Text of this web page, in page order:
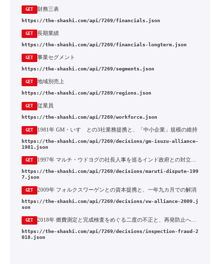
GET 財務三表
https://the-shashi.com/api/7269/financials.json
GET 長期業績
https://the-shashi.com/api/7269/financials-longterm.json
GET 事業セグメント
https://the-shashi.com/api/7269/segments.json
GET 地域別売上
https://the-shashi.com/api/7269/regions.json
GET 従業員
https://the-shashi.com/api/7269/workforce.json
GET 1981年 GM・いすゞとの3社業務提携と、「中小企業」規模の維持
https://the-shashi.com/api/7269/decisions/gm-isuzu-alliance-
1981.json
GET
https://the-shashi.com/api/7269/decisions/maruti-dispute-199
7.json
GET 2009年 フォルクスワーゲンとの資本提携と、一年九カ月での解消
https://the-shashi.com/api/7269/decisions/vw-alliance-2009.j
son
GET 2018年 燃費測定と完成検査をめぐる二度の不正と、再発防止への一七〇〇億円
https://the-shashi.com/api/7269/decisions/inspection-fraud-2
018.json